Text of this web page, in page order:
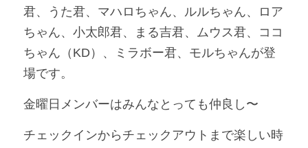
君、うた君、マハロちゃん、ルルちゃん、ロア
ちゃん、小太郎君、まる吉君、ムウス君、ココ
ちゃん（KD）、ミラボー君、モルちゃんが登
場です。
金曜日メンバーはみんなとっても仲良し〜
チェックインからチェックアウトまで楽しい時